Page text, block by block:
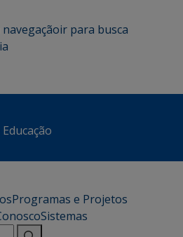
ir para busca
Programas e Projetos
Sistemas